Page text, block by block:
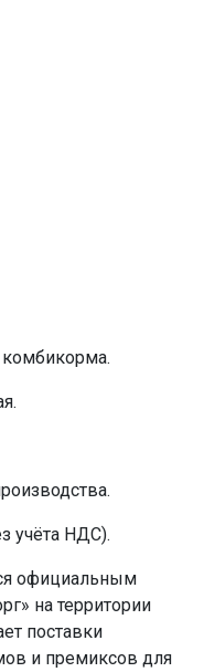
комбикорма.
учёта НДС).
официальным
на территории
поставки
и премиксов для